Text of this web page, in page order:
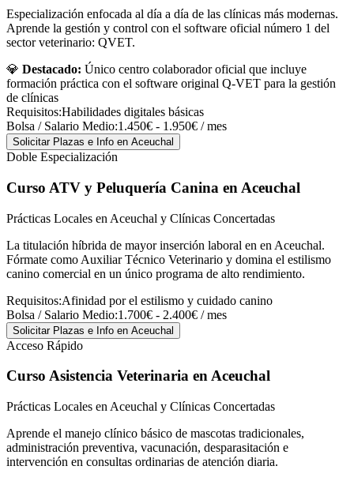
Especialización enfocada al día a día de las clínicas más modernas.
Aprende la gestión y control con el software oficial número 1 del
sector veterinario: QVET.
💎 Destacado: Único centro colaborador oficial que incluye
formación práctica con el software original Q-VET para la gestión
de clínicas
Requisitos:Habilidades digitales básicas
Bolsa / Salario Medio:1.450€ - 1.950€ / mes
Solicitar Plazas e Info en Aceuchal
Doble Especialización
Curso ATV y Peluquería Canina en Aceuchal
Prácticas Locales en Aceuchal y Clínicas Concertadas
La titulación híbrida de mayor inserción laboral en en Aceuchal.
Fórmate como Auxiliar Técnico Veterinario y domina el estilismo
canino comercial en un único programa de alto rendimiento.
Requisitos:Afinidad por el estilismo y cuidado canino
Bolsa / Salario Medio:1.700€ - 2.400€ / mes
Solicitar Plazas e Info en Aceuchal
Acceso Rápido
Curso Asistencia Veterinaria en Aceuchal
Prácticas Locales en Aceuchal y Clínicas Concertadas
Aprende el manejo clínico básico de mascotas tradicionales,
administración preventiva, vacunación, desparasitación e
intervención en consultas ordinarias de atención diaria.